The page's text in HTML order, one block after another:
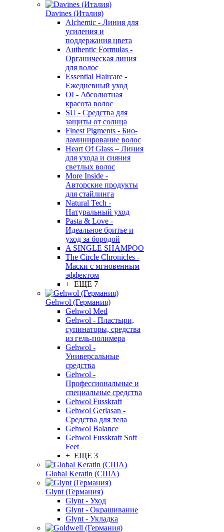
Davines (Италия)
Alchemic - Линия для
усиления и
поддержания цвета
Authentic Formulas -
Органическая линия
для волос
Essential Haircare -
Eжедневный уход
OI - Абсолютная
красота волос
SU - Средства для
защиты от солнца
Finest Pigments - Био-
ламинирование волос
Heart Of Glass – Линия
для ухода и сияния
светлых волос
More Inside -
Авторские продукты
для стайлинга
Natural Tech -
Натуральный уход
Pasta & Love -
Идеальное бритье и
уход за бородой
A SINGLE SHAMPOO
The Circle Chronicles -
Маски с мгновенным
эффектом
+ ЕЩЕ 7
Gehwol (Германия)
Gehwol Med
Gehwol - Пластыри,
супинаторы, средства
из гель-полимера
Gehwol -
Универсальные
средства
Gehwol -
Профессиональные и
специальные средства
Gehwol Fusskraft
Gehwol Gerlasan -
Средства для тела
Gehwol Balance
Gehwol Fusskraft Soft
Feet
+ ЕЩЕ 3
Global Keratin (США)
Glynt (Германия)
Glynt - Уход
Glynt - Окрашивание
Glynt - Укладка